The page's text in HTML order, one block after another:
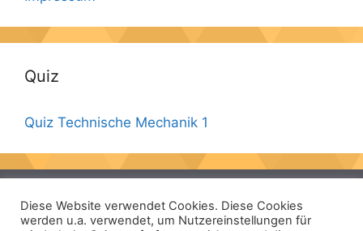
Quiz
Quiz Technische Mechanik 1
Datenschutz
Diese Website verwendet Cookies. Diese Cookies
werden u.a. verwendet, um Nutzereinstellungen für